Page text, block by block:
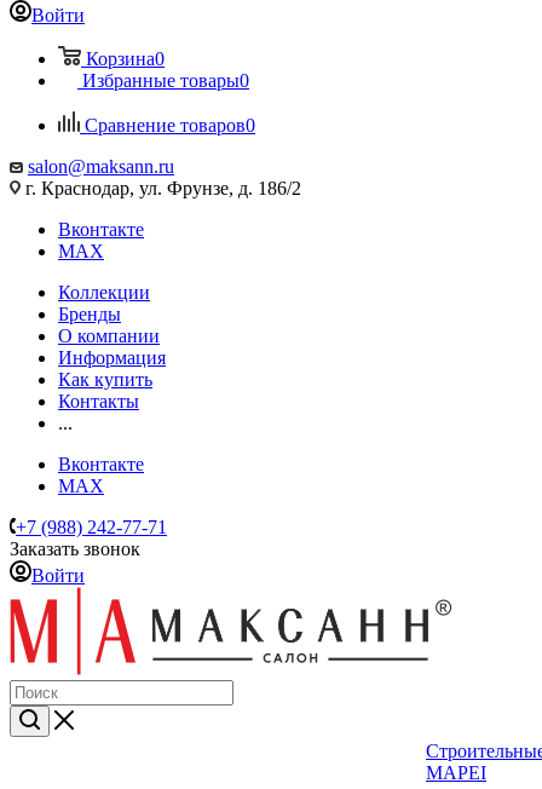
Войти
Корзина0
Избранные товары0
Сравнение товаров0
salon@maksann.ru
г. Краснодар, ул. Фрунзе, д. 186/2
Вконтакте
MAX
Коллекции
Бренды
О компании
Информация
Как купить
Контакты
...
Вконтакте
MAX
+7 (988) 242-77-71
Заказать звонок
Войти
MAPEI